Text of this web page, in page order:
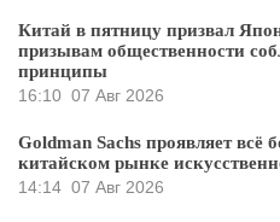
Китай в пятницу призвал
призывам общественности
принципы
16:10 07 Авг 2026
Goldman Sachs проявляет всё
китайском рынке
14:14 07 Авг 2026